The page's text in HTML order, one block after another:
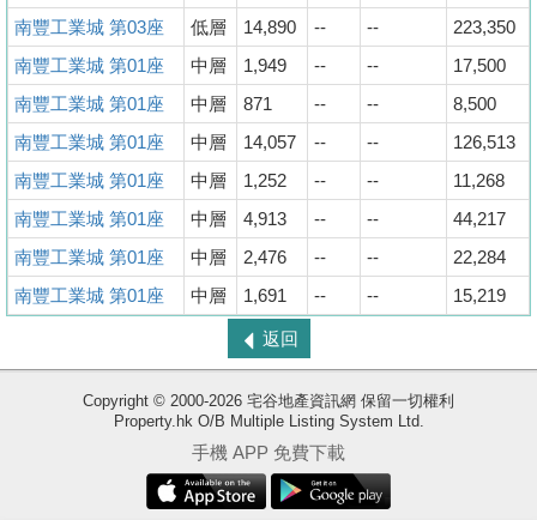
南豐工業城 第03座
低層 14,890 -- --
223,350
南豐工業城 第01座
中層 1,949 -- --
17,500
南豐工業城 第01座
中層 871 -- --
8,500
南豐工業城 第01座
中層 14,057 -- --
126,513
南豐工業城 第01座
中層 1,252 -- --
11,268
南豐工業城 第01座
中層 4,913 -- --
44,217
南豐工業城 第01座
中層 2,476 -- --
22,284
南豐工業城 第01座
中層 1,691 -- -- 15,219
返回
Copyright © 2000-2026 宅谷地產資訊網 保留一切權利
Property.hk O/B Multiple Listing System Ltd.
手機 APP 免費下載